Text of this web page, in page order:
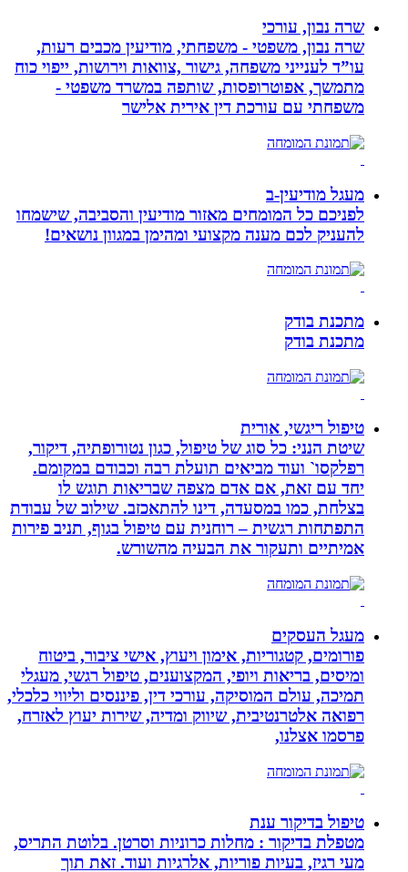
שרה נבון, עורכי
שרה נבון, משפטי - משפחתי, מודיעין מכבים רעות,
עו”ד לענייני משפחה, גישור ,צוואות וירושות, ייפוי כוח
מתמשך, אפוטרופסות, שותפה במשרד משפטי -
משפחתי עם עורכת דין אירית אלישר
מעגל מודיעין-ב
לפניכם כל המומחים מאזור מודיעין והסביבה, שישמחו
להעניק לכם מענה מקצועי ומהימן במגוון נושאים!
מתכנת בודק
מתכנת בודק
טיפול ריגשי, אורית
שיטת הנני: כל סוג של טיפול, כגון נטורופתיה, דיקור,
רפלקסו` ועוד מביאים תועלת רבה וכבודם במקומם.
יחד עם זאת, אם אדם מצפה שבריאות תוגש לו
בצלחת, כמו במסעדה, דינו להתאכזב. שילוב של עבודת
התפתחות רגשית – רוחנית עם טיפול בגוף, תניב פירות
אמיתיים ותעקור את הבעיה מהשורש.
מעגל העסקים
פורומים, קטגוריות, אימון ויעוץ, אישי ציבור, ביטוח
ומיסים, בריאות ויופי, המקצוענים, טיפול רגשי, מעגלי
תמיכה, עולם המוסיקה, עורכי דין, פיננסים וליווי כלכלי,
רפואה אלטרנטיבית, שיווק ומדיה, שירות יעוץ לאזרח,
פרסמו אצלנו,
טיפול בדיקור ענת
מטפלת בדיקור : מחלות כרוניות וסרטן. בלוטת התריס,
מעי רגיז, בעיות פוריות, אלרגיות ועוד. זאת תוך